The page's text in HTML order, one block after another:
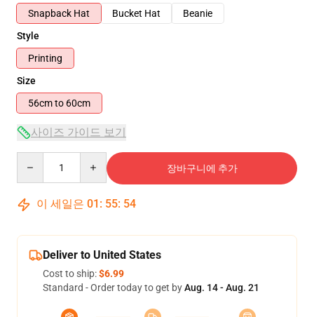
Snapback Hat
Bucket Hat
Beanie
Style
Printing
Size
56cm to 60cm
사이즈 가이드 보기
장바구니에 추가
이 세일은 01 : 55: 54
Deliver to United States
Cost to ship:$6.99
Standard - Order today to get byAug. 14 - Aug. 21